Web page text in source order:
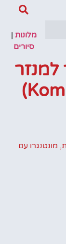
מלונות |
סיורים
, מונטנגרו עם